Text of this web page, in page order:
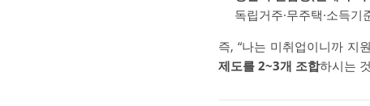
독립거주·무주택·소득
즉, “나는 미취업이니까 지
제도를 2~3개 조합하시는